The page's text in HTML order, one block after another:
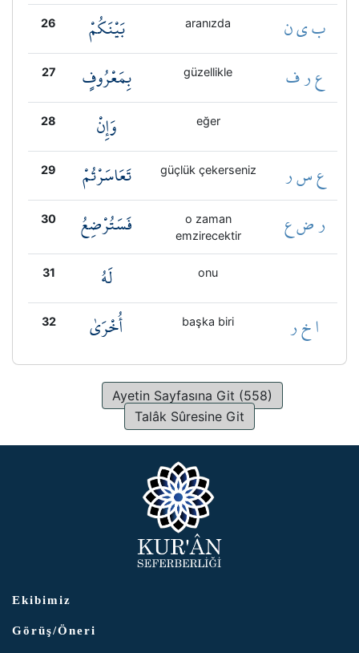
26 بَيْنَكُمْ aranızda ب ي ن
27 بِمَعْرُوفٍ güzellikle ع ر ف
28 وَإِنْ eğer
29 تَعَاسَرْتُمْ güçlük çekerseniz ع س ر
30 فَسَتُرْضِعُ
o zaman
emzirecektir
ر ض ع
31 لَهُ onu
32 أُخْرَىٰ başka biri ا خ ر
Ayetin Sayfasına Git (558)
Talâk Sûresine Git
Ekibimiz
Görüş/Öneri